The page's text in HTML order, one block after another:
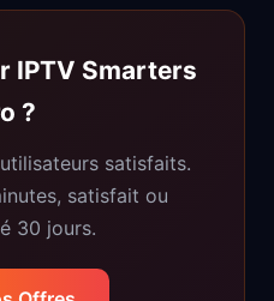
IPTV Smarters
?
satisfaits.
satisfait ou
30 jours.